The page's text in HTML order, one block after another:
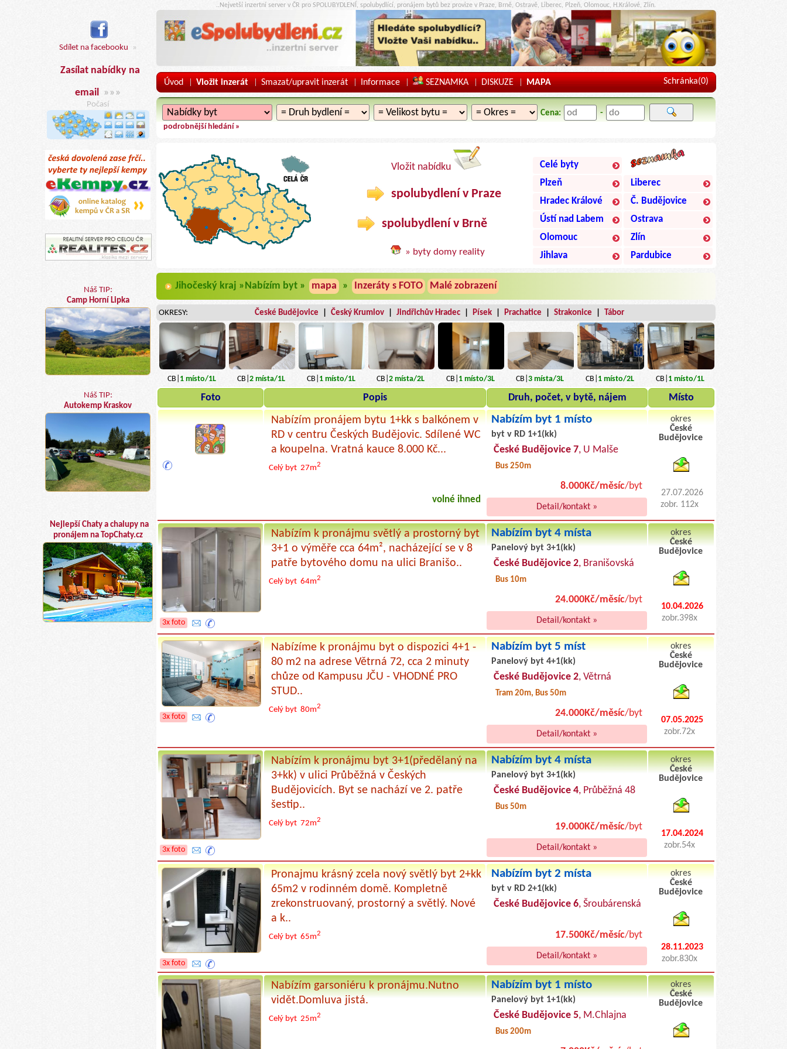
Sdílet na facebooku »
Zasílat nabídky na
email »»»
Počasí
Náš TIP:
Camp Horní Lipka
Náš TIP:
Autokemp Kraskov
Nejlepší Chaty a chalupy na
pronájem na TopChaty.cz
..Nejvetší inzertní server v ČR pro SPOLUBYDLENÍ, spolubydlící, pronájem bytů bez provize v Praze, Brně, Ostravě, Liberec, Plzeň, Olomouc, H.Králové, Zlín.
Úvod | Vložit inzerát | Smazat/upravit inzerát | Informace | SEZNAMKA | DISKUZE | MAPA Schránka(0)
Cena: -
podrobnější hledání »
Vložit nabídku
spolubydlení v Praze
spolubydlení v Brně
» byty domy reality
Celé byty
Plzeň
Liberec
Hradec Králové
Č. Budějovice
Ústí nad Labem
Ostrava
Olomouc
Zlín
Jihlava
Pardubice
Jihočeský kraj »Nabízím byt » mapa » Inzeráty s FOTO Malé zobrazení
OKRESY: České Budějovice Český Krumlov Jindřichův Hradec Písek Prachatice Strakonice Tábor
CB| 1místo/1L CB| 2 místa/1L CB| 1místo/1L CB| 2 místa/2L CB| 1místo/3L CB| 3 místa/3L CB| 1 místo/2L CB| 1 místo/1L
Foto Popis Druh, počet, v bytě, nájem Místo
Nabízím pronájem bytu 1+kk s balkónem v
RD v centru Českých Budějovic. Sdílené WC
a koupelna. Vratná kauce 8.000 Kč...
Celý byt27m2
volné ihned
Nabízím byt 1 místo
byt v RD 1+1(kk)
České Budějovice 7, U Malše
Bus 250m
8.000Kč/měsíc/byt
Detail/kontakt »
okres
České
Budějovice
27.07.2026
zobr. 112x
3x foto
Nabízím k pronájmu světlý a prostorný byt
3+1 o výměře cca 64m², nacházející se v 8
patře bytového domu na ulici Branišo..
Celý byt64m2
Nabízím byt 4 místa
Panelový byt 3+1(kk)
České Budějovice 2, Branišovská
Bus 10m
24.000Kč/měsíc/byt
Detail/kontakt »
okres
České
Budějovice
10.04.2026
zobr.398x
3x foto
Nabízíme k pronájmu byt o dispozici 4+1 -
80 m2 na adrese Větrná 72, cca 2 minuty
chůze od Kampusu JČU - VHODNÉ PRO
STUD..
Celý byt80m2
Nabízím byt 5 míst
Panelový byt 4+1(kk)
České Budějovice 2, Větrná
Tram 20m, Bus 50m
24.000Kč/měsíc/byt
Detail/kontakt »
okres
České
Budějovice
07.05.2025
zobr.72x
3x foto
Nabízím k pronájmu byt 3+1(předělaný na
3+kk) v ulici Průběžná v Českých
Budějovicích. Byt se nachází ve 2. patře
šestip..
Celý byt72m2
Nabízím byt 4 místa
Panelový byt 3+1(kk)
České Budějovice 4, Průběžná 48
Bus 50m
19.000Kč/měsíc/byt
Detail/kontakt »
okres
České
Budějovice
17.04.2024
zobr.54x
3x foto
Pronajmu krásný zcela nový světlý byt 2+kk
65m2 v rodinném domě. Kompletně
zrekonstruovaný, prostorný a světlý. Nové
a k..
Celý byt65m2
Nabízím byt 2 místa
byt v RD 2+1(kk)
České Budějovice 6, Šroubárenská
17.500Kč/měsíc/byt
Detail/kontakt »
okres
České
Budějovice
28.11.2023
zobr.830x
Nabízím garsoniéru k pronájmu.Nutno
vidět.Domluva jistá.
Celý byt25m2
Nabízím byt 1 místo
Panelový byt 1+1(kk)
České Budějovice 5, M.Chlajna
Bus 200m
okres
České
Budějovice